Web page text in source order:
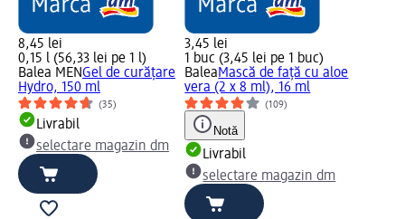
8,45 lei
0,15 l (56,33 lei pe 1 l)
Balea MENGel de curățare
Hydro, 150 ml
(35)
Livrabil
selectare magazin dm
3,45 lei
1 buc (3,45 lei pe 1 buc)
BaleaMască de față cu aloe
vera (2 x 8 ml), 16 ml
(109)
Notă
Livrabil
selectare magazin dm